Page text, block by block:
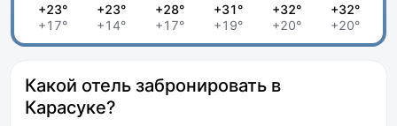
+23°
+17°
+23°
+14°
+28°
+17°
+31°
+19°
+32°
+20°
+32°
+20°
Какой отель забронировать в
Карасуке?